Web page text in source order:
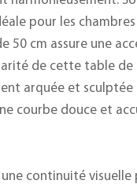
pour les
50 cm assure une
de cette table de
arquée et sculptée
courbe douce et
continuité